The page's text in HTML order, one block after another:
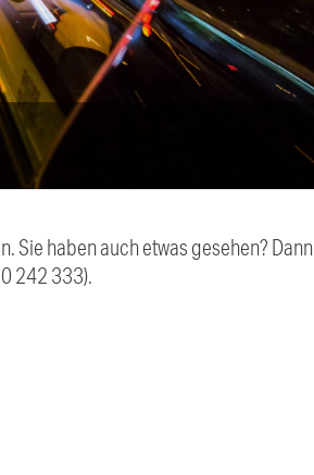
Sie haben auch etwas gesehen? Dann
242 333).